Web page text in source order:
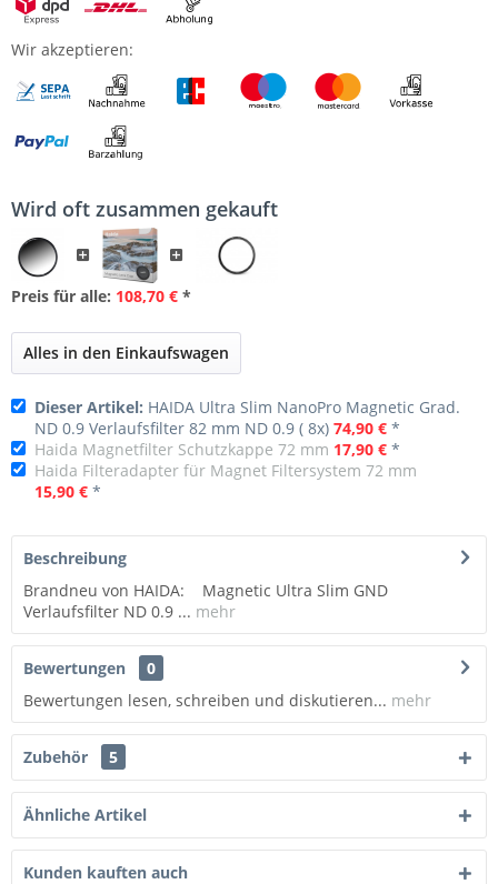
Wir akzeptieren:
Wird oft zusammen gekauft
Preis für alle: 108,70 € *
Alles in den Einkaufswagen
Dieser Artikel: HAIDA Ultra Slim NanoPro Magnetic Grad.
ND 0.9 Verlaufsfilter 82 mm ND 0.9 ( 8x) 74,90 € *
Haida Magnetfilter Schutzkappe 72 mm 17,90 € *
Haida Filteradapter für Magnet Filtersystem 72 mm
15,90 € *
Beschreibung
Brandneu von HAIDA: Magnetic Ultra Slim GND
Verlaufsfilter ND 0.9 ... mehr
Bewertungen
0
Bewertungen lesen, schreiben und diskutieren... mehr
Zubehör 5
Ähnliche Artikel
Kunden kauften auch